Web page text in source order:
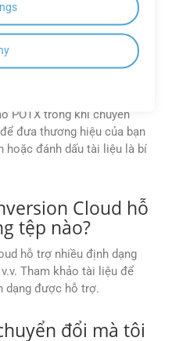
mờ của riêng
tệp CF2 sang
POTX trong khi chuyển
đưa thương hiệu của bạn
hoặc đánh dấu tài liệu là bí
Cloud hỗ
tệp nào?
hỗ trợ nhiều định dạng
Tham khảo tài liệu để
dạng được hỗ trợ.
đổi mà tôi